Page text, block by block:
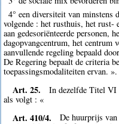
4° een diversiteit van minstens
volgende : het rusthuis, het rust-
aan gedesoriënteerde personen,
dagopvangcentrum, het centrum
aanvullende regeling bepaald
De Regering bepaalt de criteria
toepassingsmodaliteiten ervan. ».
Art. 25.
In dezelfde Titel VI
als volgt : «
Art. 410/4.
De huurprijs